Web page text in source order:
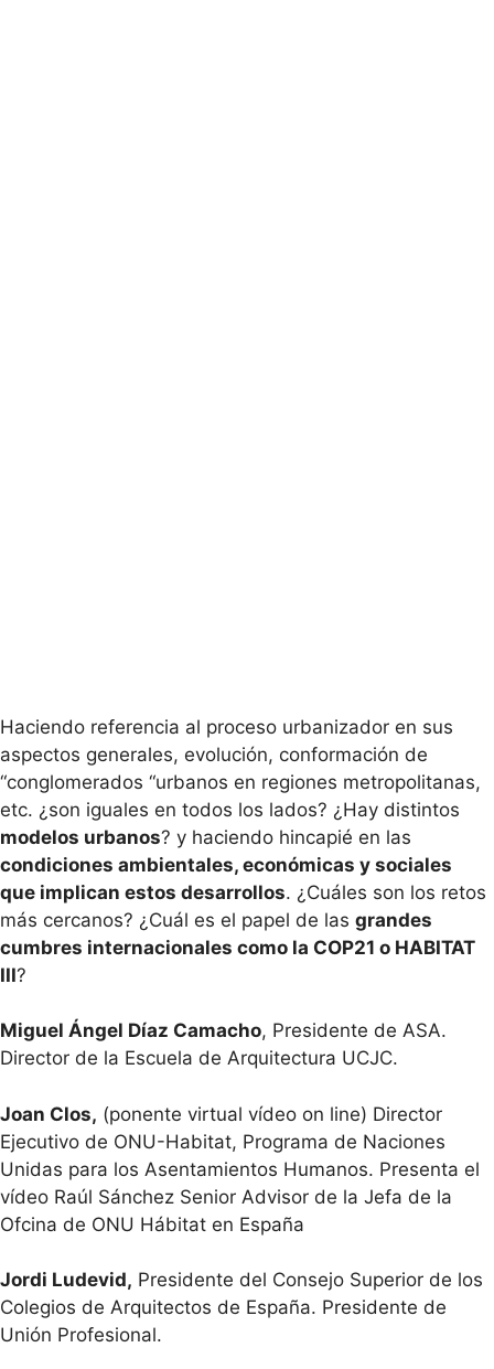
Haciendo referencia al proceso urbanizador en sus
aspectos generales, evolución, conformación de
“conglomerados “urbanos en regiones metropolitanas,
etc. ¿son iguales en todos los lados? ¿Hay distintos
modelos urbanos? y haciendo hincapié en las
condiciones ambientales, económicas y sociales
que implican estos desarrollos. ¿Cuáles son los retos
más cercanos? ¿Cuál es el papel de las grandes
cumbres internacionales como la COP21 o HABITAT
III?
Miguel Ángel Díaz Camacho, Presidente de ASA.
Director de la Escuela de Arquitectura UCJC.
Joan Clos, (ponente virtual vídeo on line) Director
Ejecutivo de ONU-Habitat, Programa de Naciones
Unidas para los Asentamientos Humanos. Presenta el
vídeo Raúl Sánchez Senior Advisor de la Jefa de la
Ofcina de ONU Hábitat en España
Jordi Ludevid, Presidente del Consejo Superior de los
Colegios de Arquitectos de España. Presidente de
Unión Profesional.